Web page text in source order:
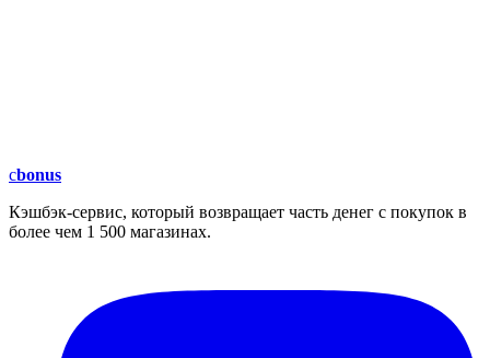
cbonus
Кэшбэк-сервис, который возвращает часть денег с покупок в
более чем 1 500 магазинах.